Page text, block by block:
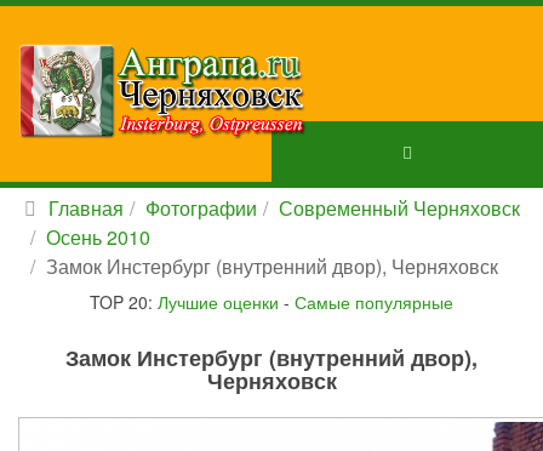
Главная Фотографии
Современный Черняховск
Осень 2010
Замок Инстербург (внутренний двор), Черняховск
TOP 20: Лучшие оценки - Самые популярные
Замок Инстербург (внутренний двор),
Черняховск